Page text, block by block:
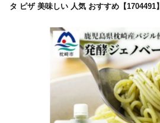
タ ピザ 美味しい 人気 おすすめ【1704491】